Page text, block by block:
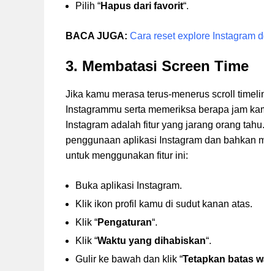
Pilih “Hapus dari favorit“.
BACA JUGA: Cara reset explore Instagram
3. Membatasi Screen Time
Jika kamu merasa terus-menerus scroll
Instagrammu serta memeriksa berapa jam
Instagram adalah fitur yang jarang orang
penggunaan aplikasi Instagram dan bahkan
untuk menggunakan fitur ini:
Buka aplikasi Instagram.
Klik ikon profil kamu di sudut kanan atas.
Klik “Pengaturan“.
Klik “Waktu yang dihabiskan“.
Gulir ke bawah dan klik “Tetapkan batas